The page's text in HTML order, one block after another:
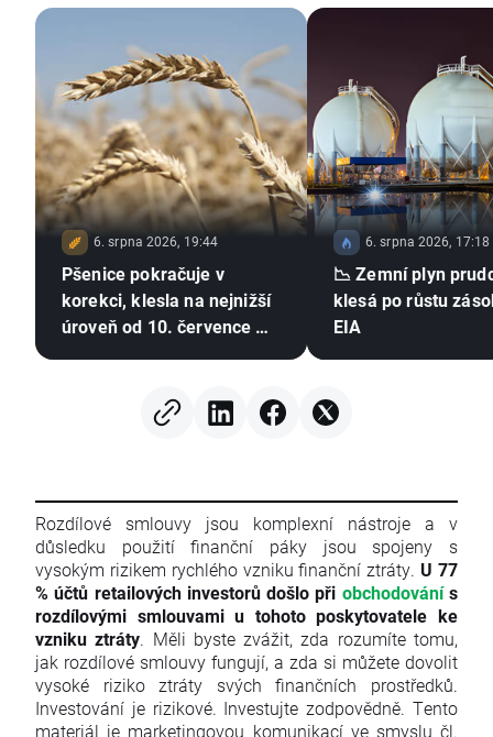
6. srpna 2026, 19:44
Pšenice pokračuje v
korekci, klesla na nejnižší
úroveň od 10. července 🚩
6. srpna 2026, 17:18
📉 Zemní plyn
klesá po růstu
EIA
Rozdílové smlouvy jsou komplexní nástroje a v
důsledku použití finanční páky jsou spojeny s
vysokým rizikem rychlého vzniku finanční ztráty. U 77
% účtů retailových investorů došlo při obchodovánís
rozdílovými smlouvami u tohoto poskytovatele ke
vzniku ztráty. Měli byste zvážit, zda rozumíte tomu,
jak rozdílové smlouvy fungují, a zda si můžete dovolit
vysoké riziko ztráty svých finančních prostředků.
Investování je rizikové. Investujte zodpovědně. Tento
materiál je marketingovou komunikací ve smyslu čl.